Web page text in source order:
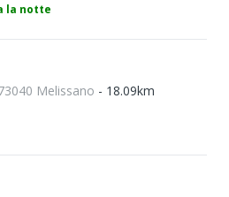
la notte
Melissano - 18.09km